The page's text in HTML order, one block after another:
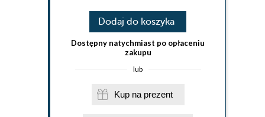
Dodaj do koszyka
Dostępny natychmiast po opłaceniu
zakupu
lub
Kup na prezent